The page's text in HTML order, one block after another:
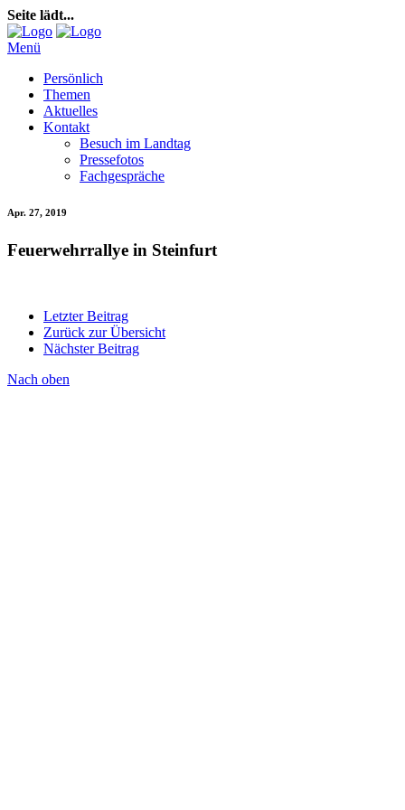
Seite lädt...
Menü
Persönlich
Themen
Aktuelles
Kontakt
Besuch im Landtag
Pressefotos
Fachgespräche
Apr. 27, 2019
Feuerwehrrallye in Steinfurt
Letzter Beitrag
Zurück zur Übersicht
Nächster Beitrag
Nach oben